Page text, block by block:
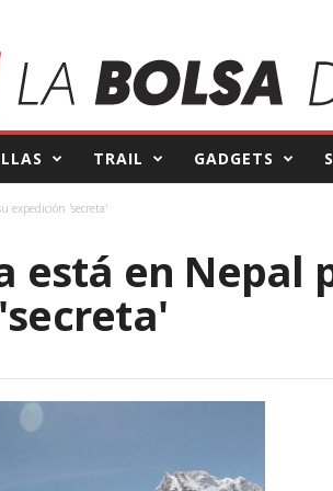
TRAIL GADGETS
expedición 'secreta'
está en Nepal